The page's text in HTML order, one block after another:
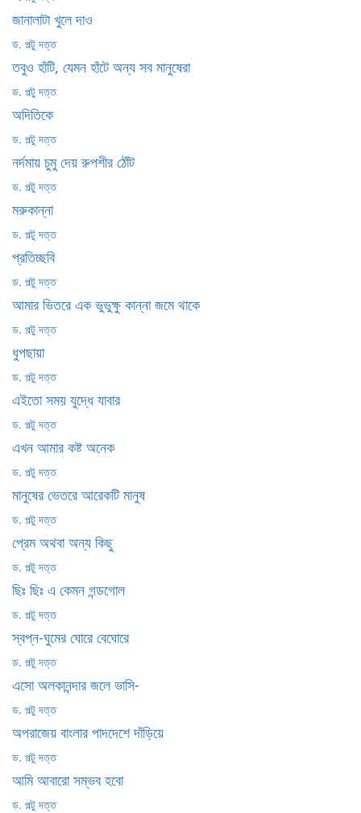
জানালাটা খুলে দাও
ড. পল্টু দত্ত
তবুও হাঁটি, যেমন হাঁটে অন্য সব মানুষেরা
ড. পল্টু দত্ত
অদিতিকে
ড. পল্টু দত্ত
নর্দমায় চুমু দেয় রুপশীর ঠোঁট
ড. পল্টু দত্ত
মরুকান্না
ড. পল্টু দত্ত
প্রতিচ্ছবি
ড. পল্টু দত্ত
আমার ভিতরে এক ভুভুক্ষু কান্না জমে থাকে
ড. পল্টু দত্ত
ধুপছায়া
ড. পল্টু দত্ত
এইতো সময় যুদ্ধে যাবার
ড. পল্টু দত্ত
এখন আমার কষ্ট অনেক
ড. পল্টু দত্ত
মানুষের ভেতরে আরেকটি মানুষ
ড. পল্টু দত্ত
প্রেম অথবা অন্য কিছু
ড. পল্টু দত্ত
ছিঃ ছিঃ এ কেমন গন্ডগোল
ড. পল্টু দত্ত
স্বপ্ন-ঘুমের ঘোরে বেঘোরে
ড. পল্টু দত্ত
এসো অলকানন্দার জলে ভাসি-
ড. পল্টু দত্ত
অপরাজেয় বাংলার পাদদেশে দাঁড়িয়ে
ড. পল্টু দত্ত
আমি আবারো সম্ভব হবো
ড. পল্টু দত্ত